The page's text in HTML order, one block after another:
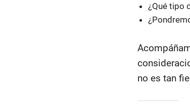
¿Qué tipo
no es tan